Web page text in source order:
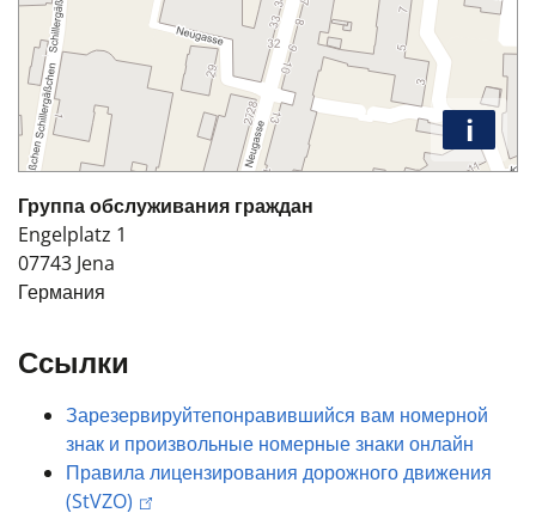
i
Группа обслуживания граждан
Engelplatz 1
07743 Jena
Германия
Ссылки
Зарезервируйтепонравившийся вам номерной
знак и произвольные номерные знаки онлайн
Правила лицензирования дорожного движения
(StVZO)